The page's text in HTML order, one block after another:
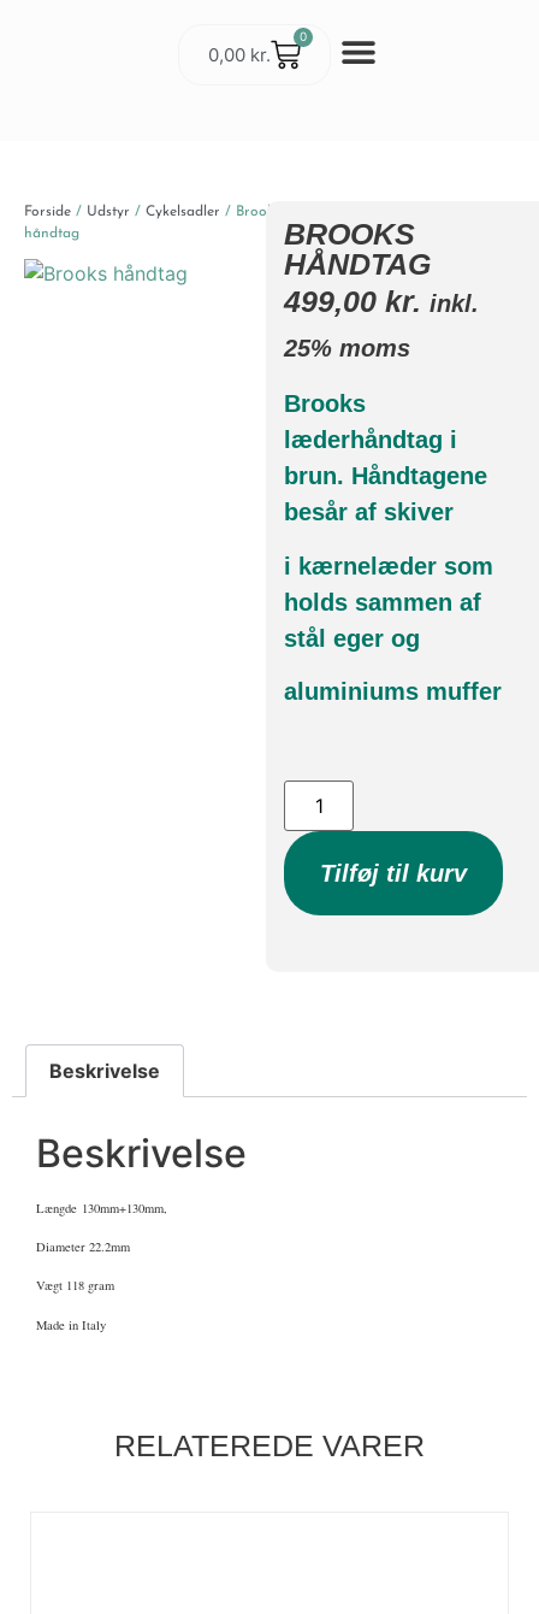
0,00 kr.
0
Forside / Udstyr / Cykelsadler / Brooks
håndtag
BROOKS
HÅNDTAG
499,00kr. inkl.
25% moms
Brooks
læderhåndtag i
brun. Håndtagene
besår af skiver
i kærnelæder som
holds sammen af
stål eger og
aluminiums muffer
Tilføj til kurv
Beskrivelse
Beskrivelse
Længde 130mm+130mm,
Diameter 22.2mm
Vægt 118 gram
Made in Italy
RELATEREDE VARER